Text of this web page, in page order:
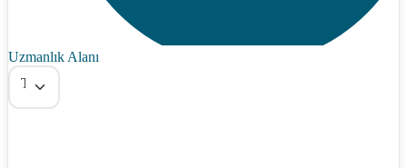
Uzmanlık Alanı
Tümü